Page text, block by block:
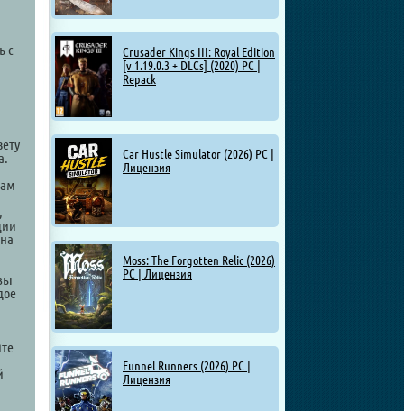
Crusader Kings III: Royal Edition
[v 1.19.0.3 + DLCs] (2020) PC |
Repack
Car Hustle Simulator (2026) PC |
Лицензия
Moss: The Forgotten Relic (2026)
PC | Лицензия
Funnel Runners (2026) PC |
Лицензия
с